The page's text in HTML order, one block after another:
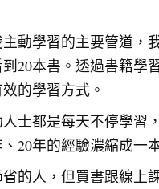
動學習的主要管道，
20本書。透過書籍學
的學習方式。
士都是每天不停學習
20年的經驗濃縮成一
的人，但買書跟線上